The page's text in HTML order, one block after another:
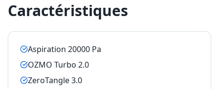
Caractéristiques
Aspiration 20000 Pa
OZMO Turbo 2.0
ZeroTangle 3.0